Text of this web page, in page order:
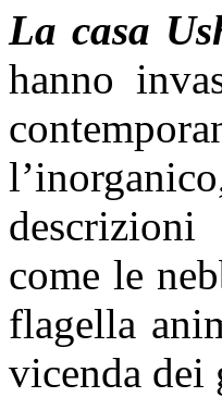
La casa
hanno
descrizioni
come le
flagella
vicenda dei